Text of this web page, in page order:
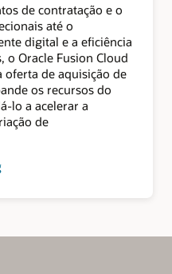
de contratação e o
até o
digital e a eficiência
o Oracle Fusion Cloud
oferta de aquisição de
os recursos do
lo a acelerar a
de